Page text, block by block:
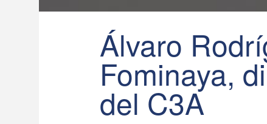
Álvaro
Fominaya,
del C3A